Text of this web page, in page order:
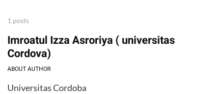
1 posts
Imroatul Izza Asroriya ( universitas
Cordova)
ABOUT AUTHOR
Universitas Cordoba